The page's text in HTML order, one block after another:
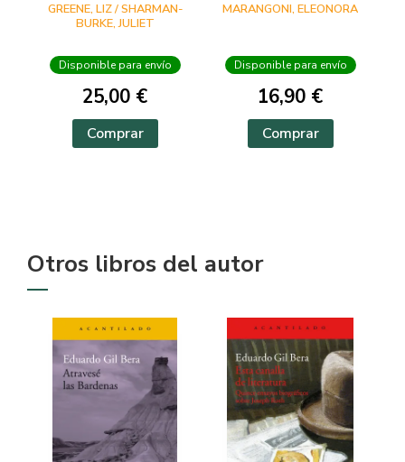
GREENE, LIZ / SHARMAN-
BURKE, JULIET
Disponible para envío
25,00 €
Comprar
MARANGONI, ELEONORA
Disponible para envío
16,90 €
Comprar
Otros libros del autor